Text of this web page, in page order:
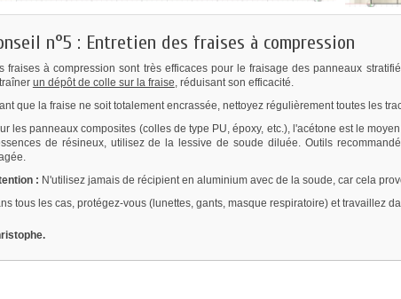
n°5 : Entretien des fraises à compression
fraises à compression sont très efficaces pour le fraisage des panneaux
un dépôt de colle sur la fraise, réduisant son efficacité.
que la fraise ne soit totalement encrassée, nettoyez régulièrement toutes les
les panneaux composites (colles de type PU, époxy, etc.), l'acétone est le
de résineux, utilisez de la lessive de soude diluée. Outils
: N'utilisez jamais de récipient en aluminium avec de la soude, car cela
tous les cas, protégez-vous (lunettes, gants, masque respiratoire) et travaillez